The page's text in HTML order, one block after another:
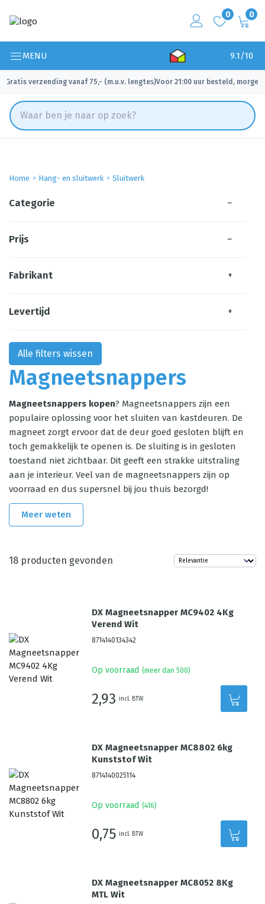
0 0
MENU 9.1/10
Gratis verzending vanaf 75,- (m.u.v. lengtes)
✓ Voor 21:00 uur besteld, morgen
Home Hang- en sluitwerk Sluitwerk
Magneetsnappers
Magneetsnappers kopen? Magneetsnappers zijn een
populaire oplossing voor het sluiten van kastdeuren. De
magneet zorgt ervoor dat de deur goed gesloten blijft en
toch gemakkelijk te openen is. De sluiting is in gesloten
toestand niet zichtbaar. Dit geeft een strakke uitstraling
aan je interieur. Veel van de magneetsnappers zijn op
voorraad en dus supersnel bij jou thuis bezorgd!
Meer weten
18 producten gevonden
DX Magneetsnapper MC9402 4Kg
Verend Wit
8714140134342
Op voorraad (meer dan 500)
2,93 incl. BTW
DX Magneetsnapper MC8802 6kg
Kunststof Wit
8714140025114
Op voorraad (416)
0,75 incl. BTW
DX Magneetsnapper MC8052 8Kg
MTL Wit
Categorie −
Prijs −
Fabrikant +
Levertijd +
Alle filters wissen